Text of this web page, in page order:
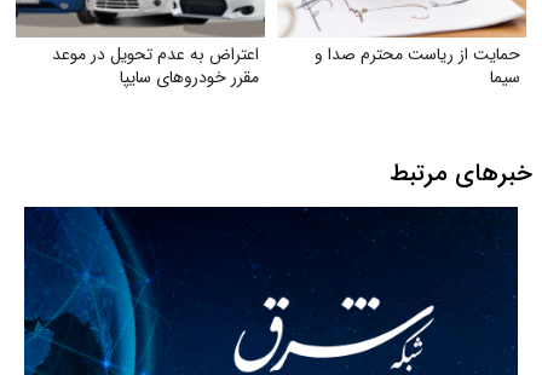
حمایت از ریاست محترم صدا و
سیما
اعتراض به عدم تحویل در موعد
مقرر خودروهای سایپا
خبرهای مرتبط